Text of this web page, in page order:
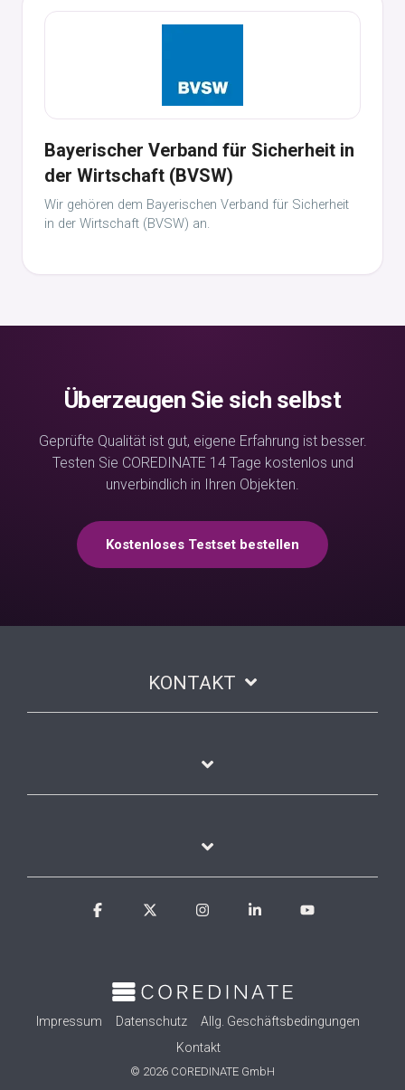
Bayerischer Verband für Sicherheit in
der Wirtschaft (BVSW)
Wir gehören dem Bayerischen Verband für Sicherheit
in der Wirtschaft (BVSW) an.
Überzeugen Sie sich selbst
Geprüfte Qualität ist gut, eigene Erfahrung ist besser.
Testen Sie COREDINATE 14 Tage kostenlos und
unverbindlich in Ihren Objekten.
Kostenloses Testset bestellen
KONTAKT
Impressum Datenschutz
Allg. Geschäftsbedingungen
Kontakt
© 2026 COREDINATE GmbH
Facebook InstagramLinkedin